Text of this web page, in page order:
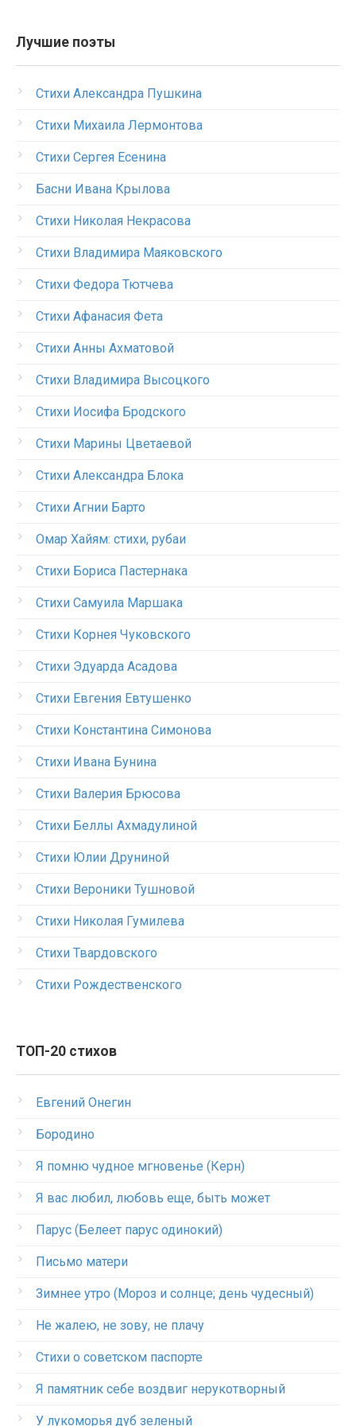
Лучшие поэты
Стихи Александра Пушкина
Стихи Михаила Лермонтова
Стихи Сергея Есенина
Басни Ивана Крылова
Стихи Николая Некрасова
Стихи Владимира Маяковского
Стихи Федора Тютчева
Стихи Афанасия Фета
Стихи Анны Ахматовой
Стихи Владимира Высоцкого
Стихи Иосифа Бродского
Стихи Марины Цветаевой
Стихи Александра Блока
Стихи Агнии Барто
Омар Хайям: стихи, рубаи
Стихи Бориса Пастернака
Стихи Самуила Маршака
Стихи Корнея Чуковского
Стихи Эдуарда Асадова
Стихи Евгения Евтушенко
Стихи Константина Симонова
Стихи Ивана Бунина
Стихи Валерия Брюсова
Стихи Беллы Ахмадулиной
Стихи Юлии Друниной
Стихи Вероники Тушновой
Стихи Николая Гумилева
Стихи Твардовского
Стихи Рождественского
ТОП-20 стихов
Евгений Онегин
Бородино
Я помню чудное мгновенье (Керн)
Я вас любил, любовь еще, быть может
Парус (Белеет парус одинокий)
Письмо матери
Зимнее утро (Мороз и солнце; день чудесный)
Не жалею, не зову, не плачу
Стихи о советском паспорте
Я памятник себе воздвиг нерукотворный
У лукоморья дуб зеленый